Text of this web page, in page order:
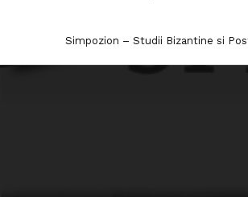
Simpozion – Studii Bizantine si